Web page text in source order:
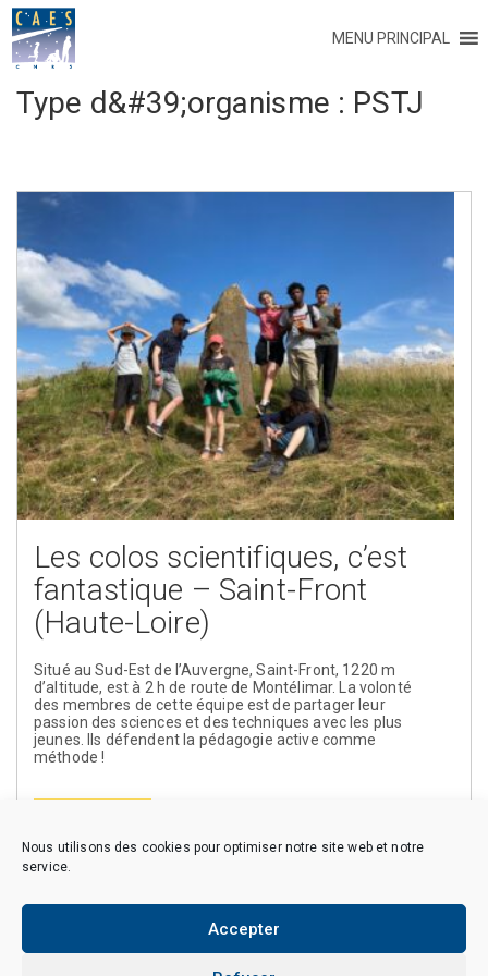
Nous utilisons des cookies pour optimiser notre site web et notre
service.
Accepter
MENU PRINCIPAL
Type d&#39;organisme : PSTJ
Les colos scientifiques, c’est
fantastique – Saint-Front
(Haute-Loire)
Situé au Sud-Est de l’Auvergne, Saint-Front, 1220 m
d’altitude, est à 2 h de route de Montélimar. La volonté
des membres de cette équipe est de partager leur
passion des sciences et des techniques avec les plus
jeunes. Ils défendent la pédagogie active comme
méthode !
Copyright © 2026 CAES du CNRS. Tous droits réservés.
Politique de cookies (EU)
Politique de confidentialité